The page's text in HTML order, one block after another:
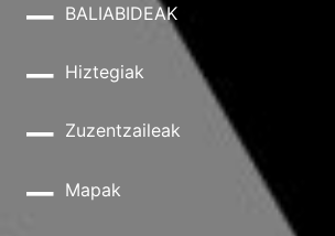
BALIABIDEAK
Hiztegiak
Zuzentzaileak
Mapak